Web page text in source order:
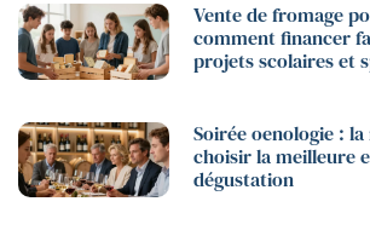
Vente de fromage
comment financer
projets scolaires et
Soirée oenologie :
choisir la meilleure
dégustation